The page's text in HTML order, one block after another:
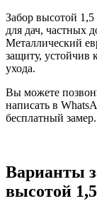
Забор высотой 1,5
для дач, частных
Металлический
защиту, устойчив
ухода.
Вы можете
написать в
бесплатный замер.
Варианты
высотой